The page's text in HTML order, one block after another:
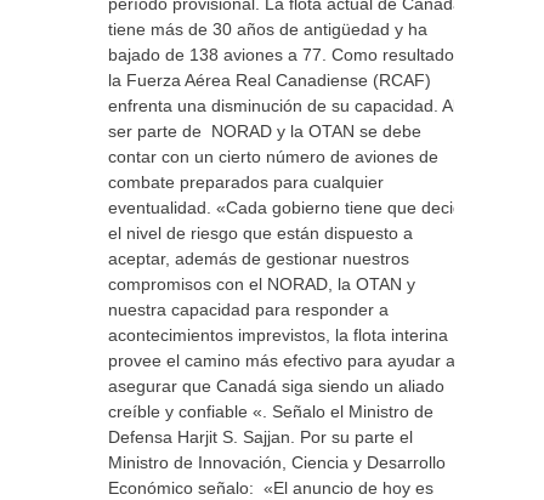
tiene más de 30 años de antigüedad y ha
bajado de 138 aviones a 77. Como resultado,
la Fuerza Aérea Real Canadiense (RCAF)
enfrenta una disminución de su capacidad. Al
ser parte de NORAD y la OTAN se debe
contar con un cierto número de aviones de
combate preparados para cualquier
eventualidad. «Cada gobierno tiene que decidir
el nivel de riesgo que están dispuesto a
aceptar, además de gestionar nuestros
compromisos con el NORAD, la OTAN y
nuestra capacidad para responder a
acontecimientos imprevistos, la flota interina
provee el camino más efectivo para ayudar a
asegurar que Canadá siga siendo un aliado
creíble y confiable «. Señalo el Ministro de
Defensa Harjit S. Sajjan. Por su parte el
Ministro de Innovación, Ciencia y Desarrollo
Económico señalo: «El anuncio de hoy es